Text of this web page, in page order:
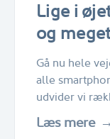
Lige i
og
Gå nu hele
alle
udvider vi
Læs mere